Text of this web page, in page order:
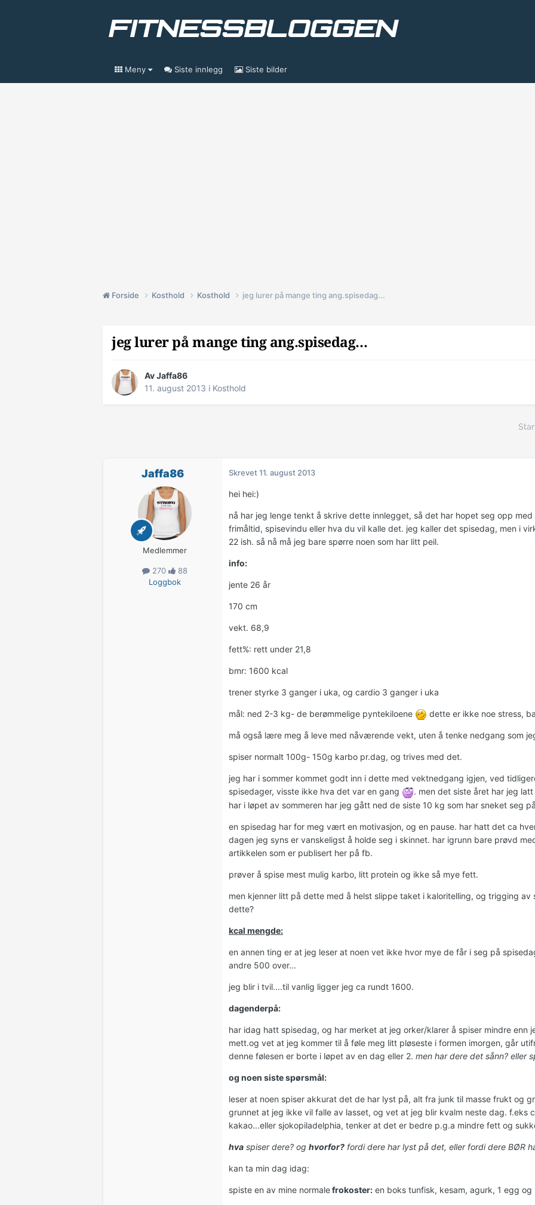
Meny Siste innlegg Siste bilder
Forside Kosthold Kosthold jeg lurer på mange ting ang.spisedag...
jeg lurer på mange ting ang.spisedag...
AvJaffa86
11. august 2013 i Kosthold
Jaffa86
Medlemmer
270
88
Loggbok
Skrevet11. august 2013
hei hei:)
nå har jeg lenge tenkt å skrive dette innlegget, så det har hopet seg opp
frimåltid, spisevindu eller hva du vil kalle det. jeg kaller det spisedag, men i
22 ish. så nå må jeg bare spørre noen som har litt peil.
info:
jente 26 år
170 cm
vekt. 68,9
fett%: rett under 21,8
bmr: 1600 kcal
trener styrke 3 ganger i uka, og cardio 3 ganger i uka
mål: ned 2-3 kg- de berømmelige pyntekiloene dette er ikke noe stress,
må også lære meg å leve med nåværende vekt, uten å tenke nedgang som
spiser normalt 100g- 150g karbo pr.dag, og trives med det.
jeg har i sommer kommet godt inn i dette med vektnedgang igjen, ved
spisedager, visste ikke hva det var en gang
. men det siste året har jeg
har i løpet av sommeren har jeg gått ned de siste 10 kg som har sneket seg
en spisedag har for meg vært en motivasjon, og en pause. har hatt det ca
dagen jeg syns er vanskeligst å holde seg i skinnet. har igrunn bare prøvd
artikkelen som er publisert her på fb.
prøver å spise mest mulig karbo, litt protein og ikke så mye fett.
men kjenner litt på dette med å helst slippe taket i kaloritelling, og trigging
dette?
kcal mengde:
en annen ting er at jeg leser at noen vet ikke hvor mye de får i seg på
andre 500 over...
jeg blir i tvil....til vanlig ligger jeg ca rundt 1600.
dagenderpå:
har idag hatt spisedag, og har merket at jeg orker/klarer å spiser mindre enn
mett.og vet at jeg kommer til å føle meg litt pløseste i formen imorgen, går
denne følesen er borte i løpet av en dag eller 2. men har dere det sånn? eller
og noen siste spørsmål:
leser at noen spiser akkurat det de har lyst på, alt fra junk til masse frukt og
grunnet at jeg ikke vil falle av lasset, og vet at jeg blir kvalm neste dag. f.eks
kakao...eller sjokopiladelphia, tenker at det er bedre p.g.a mindre fett og
hva spiser dere? og hvorfor? fordi dere har lyst på det, eller fordi dere BØR
kan ta min dag idag:
spiste en av mine normalefrokoster: en boks tunfisk, kesam, agurk, 1 egg